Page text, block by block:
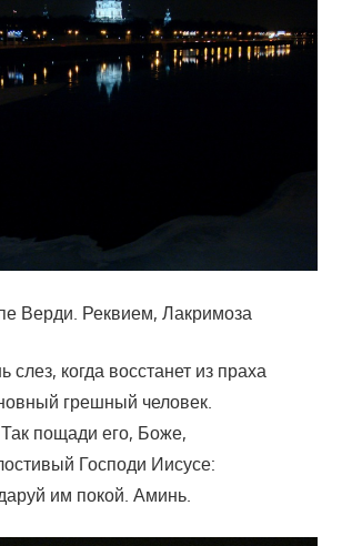
Верди. Реквием, Лакримоза
слез, когда восстанет из праха
грешный человек.
Так пощади его, Боже,
Господи Иисусе:
им покой. Аминь.